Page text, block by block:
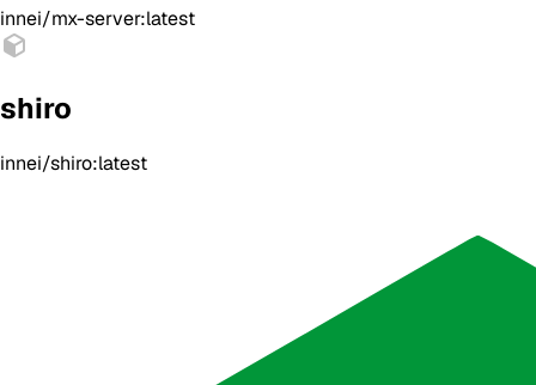
innei/mx-server:latest
shiro
innei/shiro:latest